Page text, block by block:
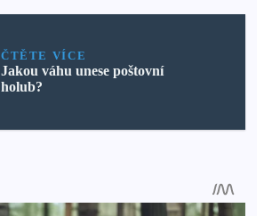
ČTĚTE VÍCE
Jakou váhu unese poštovní
holub?